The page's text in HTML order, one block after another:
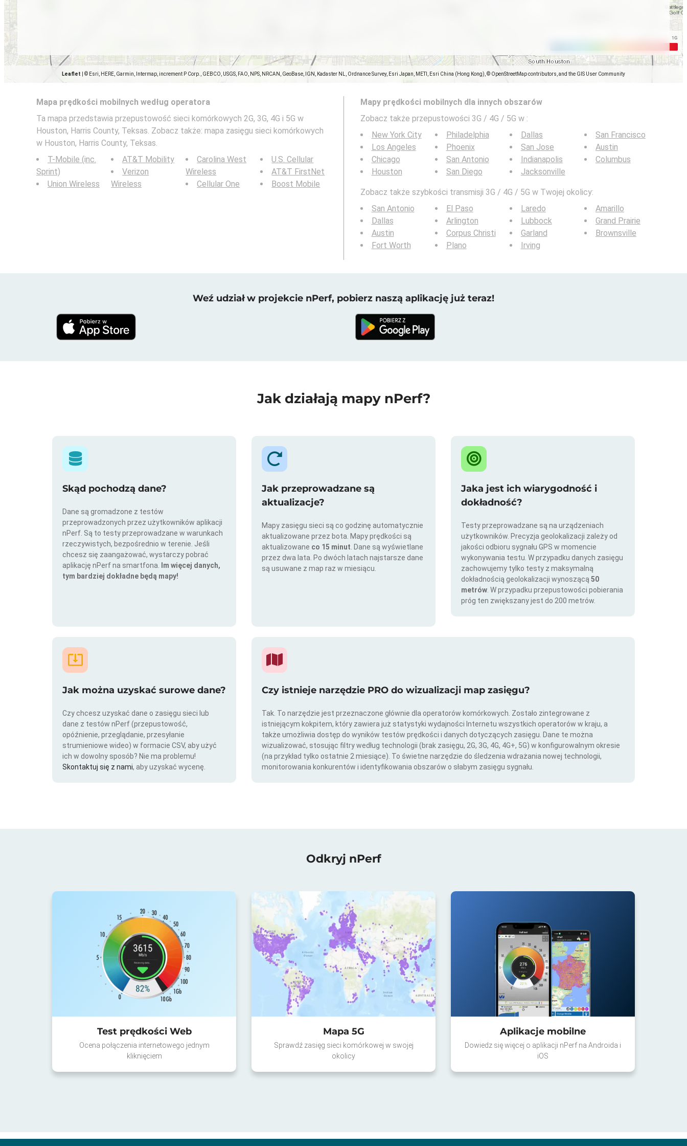
Leaflet © Esri, HERE, Garmin, Intermap, increment P Corp., GEBCO, USGS, FAO, NPS, NRCAN, GeoBase, IGN, Kadaster NL, Ordnance Survey, Esri Japan, METI, Esri China (Hong Kong), © OpenStreetMap contributors, and the GIS User Community
Mapa prędkości mobilnych według operatora
Ta mapa przedstawia przepustowość sieci komórkowych 2G, 3G, 4G i 5G w
Houston, Harris County, Teksas. Zobacz także: mapa zasięgu sieci komórkowych
w Houston, Harris County, Teksas.
T-Mobile (inc.
Sprint)
Union Wireless
AT&T Mobility
Verizon
Wireless
Carolina West
Wireless
Cellular One
U.S. Cellular
AT&T FirstNet
Boost Mobile
Mapy prędkości mobilnych dla innych obszarów
Zobacz także przepustowości 3G / 4G / 5G w :
New York City
Los Angeles
Chicago
Houston
Philadelphia
Phoenix
San Antonio
San Diego
Dallas
San Jose
Indianapolis
Jacksonville
San Francisco
Austin
Columbus
Zobacz także szybkości transmisji 3G / 4G / 5G w Twojej okolicy:
San Antonio
Dallas
Austin
Fort Worth
El Paso
Arlington
Corpus Christi
Plano
Laredo
Lubbock
Garland
Irving
Amarillo
Grand Prairie
Brownsville
Weź udział w projekcie nPerf, pobierz naszą aplikację już teraz!
Jak działają mapy nPerf?
Skąd pochodzą dane?
Dane są gromadzone z testów
przeprowadzonych przez użytkowników aplikacji
nPerf. Są to testy przeprowadzane w warunkach
rzeczywistych, bezpośrednio w terenie. Jeśli
chcesz się zaangażować, wystarczy pobrać
aplikację nPerf na smartfona.
Im więcej danych,
tym bardziej dokładne będą mapy!
Jak przeprowadzane są
aktualizacje?
Mapy zasięgu sieci są co godzinę automatycznie
aktualizowane przez bota. Mapy prędkości są
aktualizowane co 15 minut . Dane są wyświetlane
przez dwa lata. Po dwóch latach najstarsze dane
są usuwane z map raz w miesiącu.
Jaka jest ich wiarygodność i
dokładność?
Testy przeprowadzane są na urządzeniach
użytkowników. Precyzja geolokalizacji zależy od
jakości odbioru sygnału GPS w momencie
wykonywania testu. W przypadku danych zasięgu
zachowujemy tylko testy z maksymalną
dokładnością geolokalizacji wynoszącą 50
metrów . W przypadku przepustowości pobierania
próg ten zwiększany jest do 200 metrów.
Jak można uzyskać surowe dane?
Czy chcesz uzyskać dane o zasięgu sieci lub
dane z testów nPerf (przepustowość,
opóźnienie, przeglądanie, przesyłanie
strumieniowe wideo) w formacie CSV, aby użyć
ich w dowolny sposób? Nie ma problemu!
Skontaktuj się z nami, aby uzyskać wycenę.
Czy istnieje narzędzie PRO do wizualizacji map zasięgu?
Tak. To narzędzie jest przeznaczone głównie dla operatorów komórkowych. Zostało zintegrowane z
istniejącym kokpitem, który zawiera już statystyki wydajności Internetu wszystkich operatorów w kraju, a
także umożliwia dostęp do wyników testów prędkości i danych dotyczących zasięgu. Dane te można
wizualizować, stosując filtry według technologii (brak zasięgu, 2G, 3G, 4G, 4G+, 5G) w konfigurowalnym okresie
(na przykład tylko ostatnie 2 miesiące). To świetne narzędzie do śledzenia wdrażania nowej technologii,
monitorowania konkurentów i identyfikowania obszarów o słabym zasięgu sygnału.
Odkryj nPerf
Test prędkości Web
Ocena połączenia internetowego jednym
kliknięciem
Mapa 5G
Sprawdź zasięg sieci komórkowej w swojej
okolicy
Aplikacje mobilne
Dowiedz się więcej o aplikacji nPerf na Androida i
iOS